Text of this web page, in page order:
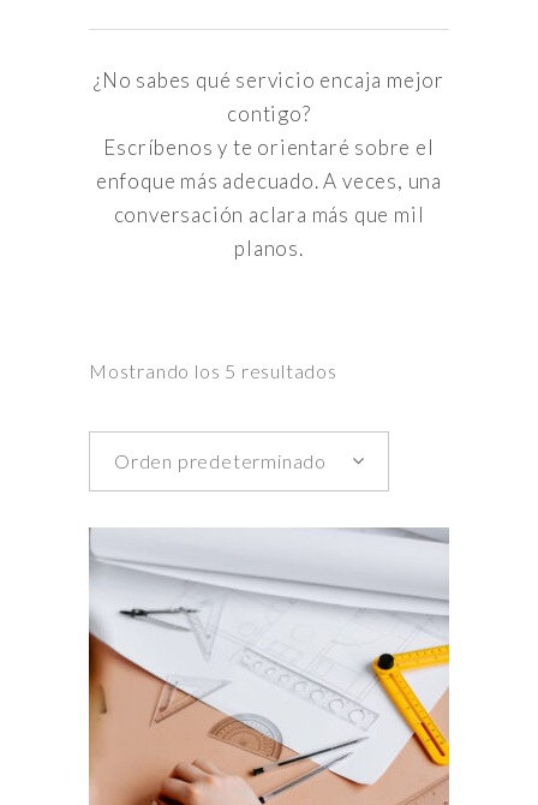
¿No sabes qué servicio encaja mejor
contigo?
Escríbenos y te orientaré sobre el
enfoque más adecuado. A veces, una
conversación aclara más que mil
planos.
Mostrando los 5 resultados
Orden predeterminado
Seleccionar opciones
Este
producto
tiene
múltiples